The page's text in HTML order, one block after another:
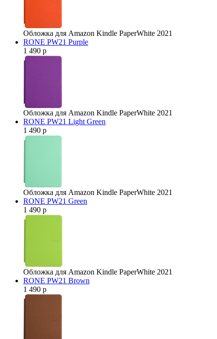
Обложка для Amazon Kindle PaperWhite 2021
RONE PW21 Purple
1 490 р
Обложка для Amazon Kindle PaperWhite 2021
RONE PW21 Light Green
1 490 р
Обложка для Amazon Kindle PaperWhite 2021
RONE PW21 Green
1 490 р
Обложка для Amazon Kindle PaperWhite 2021
RONE PW21 Brown
1 490 р